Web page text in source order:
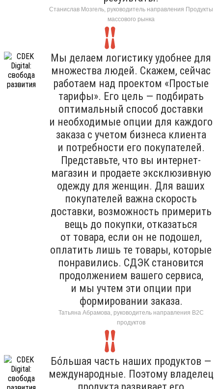
Станислав Мозгель, руководитель направления Продукты
массового рынка
Мы делаем логистику удобнее для
множества людей. Скажем, сейчас
работаем над проектом «Простые
тарифы». Его цель — подбирать
оптимальный способ доставки
и необходимые опции для каждого
заказа с учетом бизнеса клиента
и потребности его покупателей.
Представьте, что вы интернет-
магазин и продаете эксклюзивную
одежду для женщин. Для ваших
покупателей важна скорость
доставки, возможность примерить
вещь до покупки, отказаться
от товара, если он не подошел,
оплатить лишь те товары, которые
понравились. СДЭК становится
продолжением вашего сервиса,
и мы учтем эти опции при
формировании заказа.
Татьяна Абрамова, руководитель направления B2C
продуктов
Бо́льшая часть наших продуктов —
международные. Поэтому владелец